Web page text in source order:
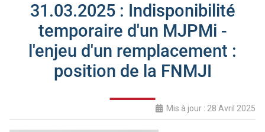
31.03.2025 : Indisponibilité
temporaire d'un MJPMi -
l'enjeu d'un remplacement :
position de la FNMJI
Mis à jour : 28 Avril 2025